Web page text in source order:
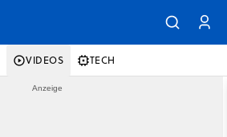
VIDEOS TECH